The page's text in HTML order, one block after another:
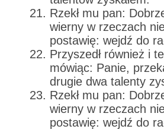
Rzekł mu pan:
wierny w rzeczach
postawię: wejdź do
Przyszedł również i
mówiąc: Panie,
drugie dwa talenty
Rzekł mu pan:
wierny w rzeczach
postawię: wejdź do